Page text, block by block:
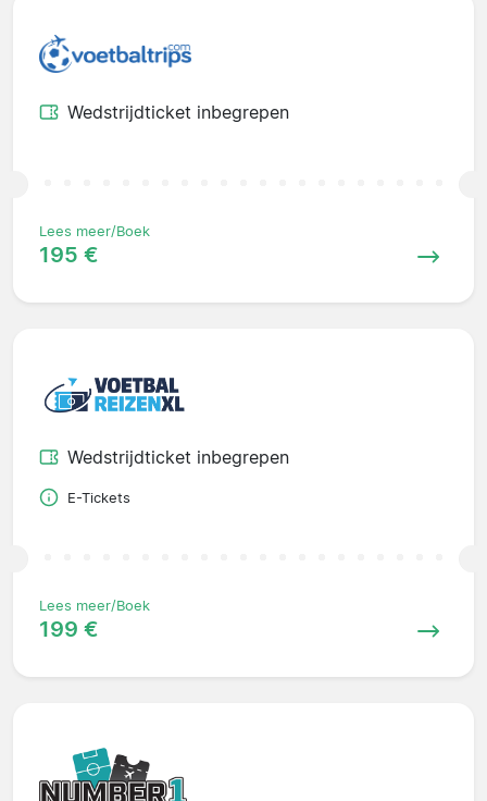
Wedstrijdticket inbegrepen
Lees meer/Boek
195 €
Wedstrijdticket inbegrepen
E-Tickets
Lees meer/Boek
199 €